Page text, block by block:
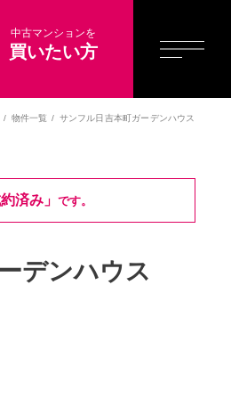
中古マンションを
買いたい方
物件一覧 サンフル日吉本町ガーデンハウス
済み」 です。
デンハウス